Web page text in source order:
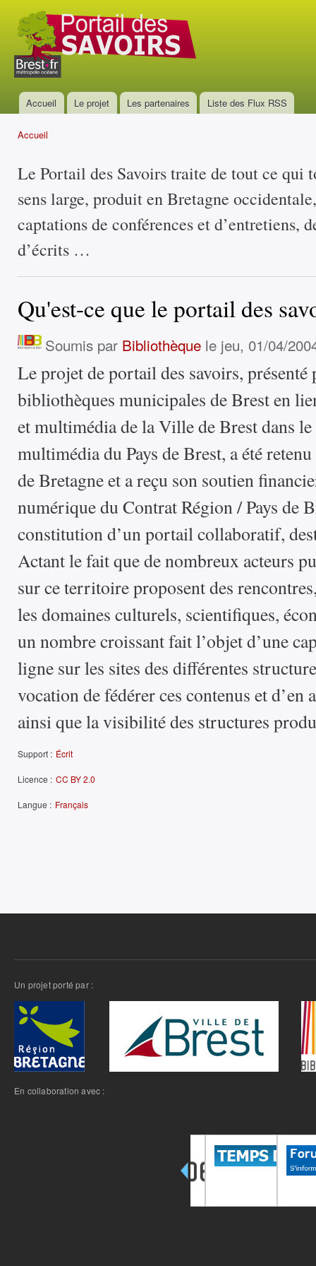
Portail
des
savoirs
Menu principal
Accueil Le projet Les partenaires Liste des Flux RSS
Accueil
Le Portail des Savoirs traite de tout ce qui
sens large, produit en Bretagne
captations de conférences et d’entretiens,
d’écrits …
Qu'est-ce que le portail des
Soumis par Bibliothèquele jeu, 01/04/
Le projet de portail des savoirs, présenté
bibliothèques municipales de Brest en
et multimédia de la Ville de Brest dans
multimédia du Pays de Brest, a été
de Bretagne et a reçu son soutien
numérique du Contrat Région / Pays de
constitution d’un portail collaboratif,
Actant le fait que de nombreux acteurs
sur ce territoire proposent des
les domaines culturels, scientifiques,
un nombre croissant fait l’objet d’une
ligne sur les sites des différentes
vocation de fédérer ces contenus et
ainsi que la visibilité des structures
Support : Écrit
Licence : CC BY 2.0
Langue : Français
Un projet porté par :
En collaboration avec :